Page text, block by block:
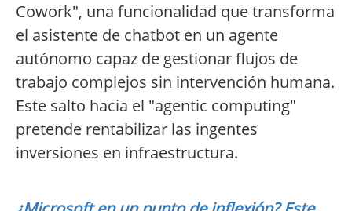
Cowork", una funcionalidad que transforma
el asistente de chatbot en un agente
autónomo capaz de gestionar flujos de
trabajo complejos sin intervención humana.
Este salto hacia el "agentic computing"
pretende rentabilizar las ingentes
inversiones en infraestructura.